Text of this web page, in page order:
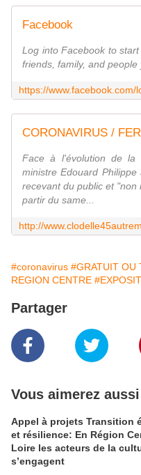
Facebook
Log into Facebook to
friends, family, and people
Face à l'évolution de la
ministre Edouard
recevant du public et "non
partir du same...
#coronavirus #GRATUIT OU
REGION CENTRE
Partager
Vous aimerez aussi
Appel à projets Transition
et résilience: En Région
Loire les acteurs de la
s’engagent